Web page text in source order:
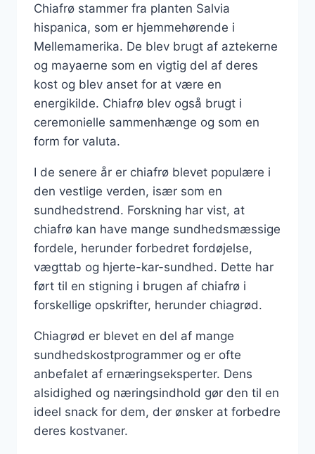
Chiafrø stammer fra planten Salvia
hispanica, som er hjemmehørende i
Mellemamerika. De blev brugt af aztekerne
og mayaerne som en vigtig del af deres
kost og blev anset for at være en
energikilde. Chiafrø blev også brugt i
ceremonielle sammenhænge og som en
form for valuta.
I de senere år er chiafrø blevet populære i
den vestlige verden, især som en
sundhedstrend. Forskning har vist, at
chiafrø kan have mange sundhedsmæssige
fordele, herunder forbedret fordøjelse,
vægttab og hjerte-kar-sundhed. Dette har
ført til en stigning i brugen af chiafrø i
forskellige opskrifter, herunder chiagrød.
Chiagrød er blevet en del af mange
sundhedskostprogrammer og er ofte
anbefalet af ernæringseksperter. Dens
alsidighed og næringsindhold gør den til en
ideel snack for dem, der ønsker at forbedre
deres kostvaner.